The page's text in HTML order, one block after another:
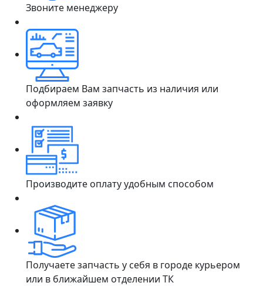
Звоните менеджеру
Подбираем Вам запчасть из наличия или
оформляем заявку
Производите оплату удобным способом
Получаете запчасть у себя в городе курьером
или в ближайшем отделении ТК